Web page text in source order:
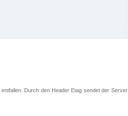
Durch den Header Etag sendet der Server